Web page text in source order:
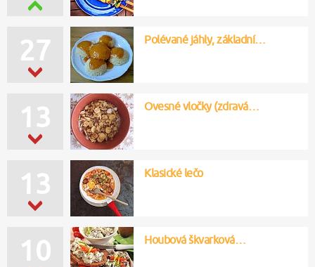
27 Polévané jáhly, základní…
13 Ovesné vločky (zdravá…
13 Klasické lečo
10 Houbová škvarková…